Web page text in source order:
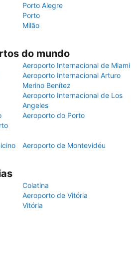
Porto Alegre
Porto
Milão
do mundo
Aeroporto Internacional de Miami
Aeroporto Internacional Arturo
Merino Benítez
Aeroporto Internacional de Los
Angeles
Aeroporto do Porto
Aeroporto de Montevidéu
Colatina
Aeroporto de Vitória
Vitória